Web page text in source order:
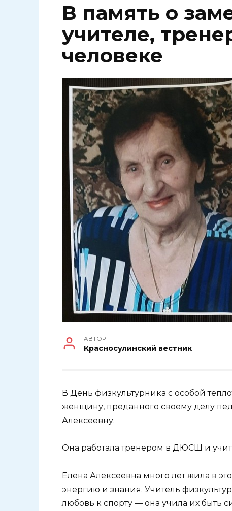
В память о
учителе,
человеке
АВТОР
Красносулинский вестник
В День физкультурника с особой
женщину, преданного своему делу
Алексеевну.
Она работала тренером в ДЮСШ и
Елена Алексеевна много лет жила в
энергию и знания. Учитель
любовь к спорту — она учила их быть